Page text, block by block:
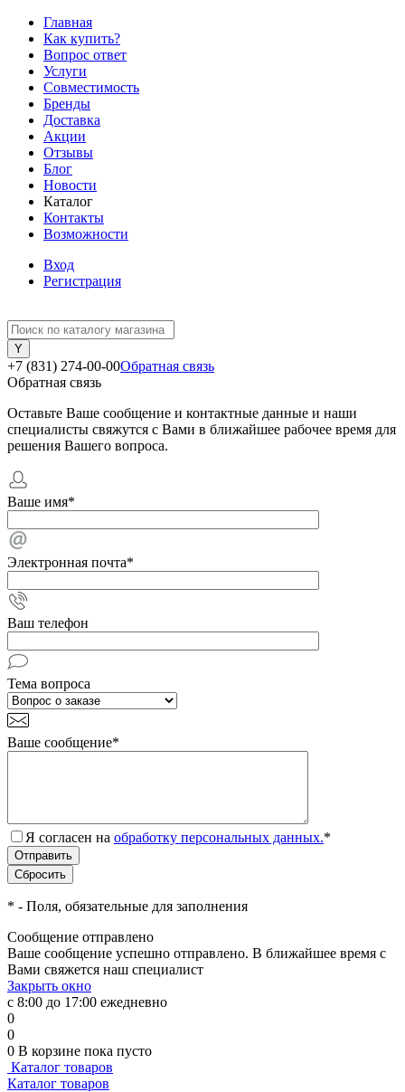
Главная
Как купить?
Вопрос ответ
Услуги
Совместимость
Бренды
Доставка
Акции
Отзывы
Блог
Новости
Каталог
Контакты
Возможности
Вход
Регистрация
+7 (831) 274-00-00Обратная связь
Обратная связь
Оставьте Ваше сообщение и контактные данные и наши
специалисты свяжутся с Вами в ближайшее рабочее время для
решения Вашего вопроса.
Ваше имя*
Электронная почта*
Ваш телефон
Тема вопроса
Ваше сообщение*
Я согласен на обработку персональных данных.*
* - Поля, обязательные для заполнения
Сообщение отправлено
Ваше сообщение успешно отправлено. В ближайшее время с
Вами свяжется наш специалист
Закрыть окно
с 8:00 до 17:00 ежедневно
0
0
0 В корзине пока пусто
Каталог товаров
Каталог товаров